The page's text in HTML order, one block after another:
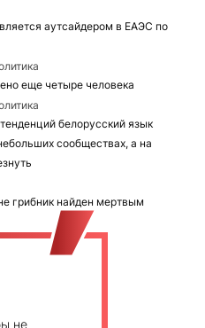
аутсайдером в ЕАЭС по
еще четыре человека
белорусский язык
сообществах, а на
грибник найден мертвым
не